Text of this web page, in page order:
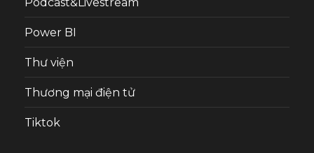
Power BI
Thư viện
Thương mại điện tử
Tiktok